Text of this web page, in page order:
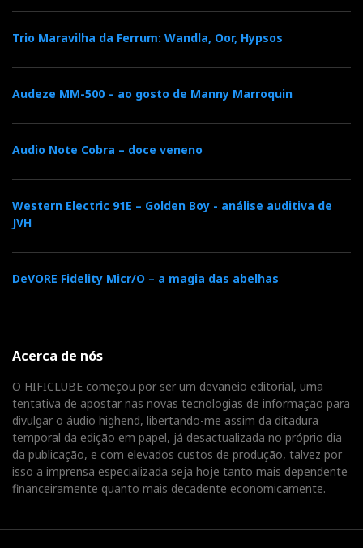
Trio Maravilha da Ferrum: Wandla, Oor, Hypsos
Audeze MM-500 – ao gosto de Manny Marroquin
Audio Note Cobra – doce veneno
Western Electric 91E – Golden Boy - análise auditiva de
JVH
DeVORE Fidelity Micr/O – a magia das abelhas
Acerca de nós
O HIFICLUBE começou por ser um devaneio editorial, uma
tentativa de apostar nas novas tecnologias de informação para
divulgar o áudio highend, libertando-me assim da ditadura
temporal da edição em papel, já desactualizada no próprio dia
da publicação, e com elevados custos de produção, talvez por
isso a imprensa especializada seja hoje tanto mais dependente
financeiramente quanto mais decadente economicamente.